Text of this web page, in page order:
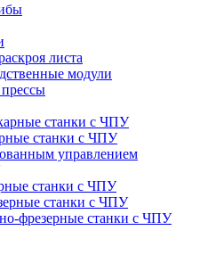
листа
модули
станки с ЧПУ
станки с ЧПУ
управлением
станки с ЧПУ
станки с ЧПУ
фрезерные станки с ЧПУ